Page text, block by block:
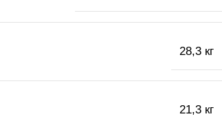
28,3 кг
21,3 кг